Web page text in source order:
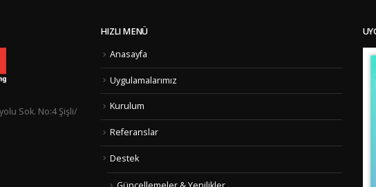
Sok. No:4 Şişli/
HIZLI MENÜ
Anasayfa
Uygulamalarımız
Kurulum
Referanslar
Destek